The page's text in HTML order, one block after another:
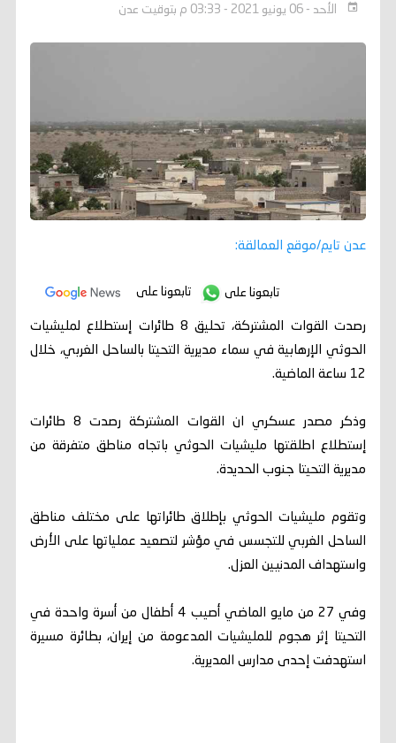
الأحد - 06 يونيو 2021 - 03:33 م بتوقيت عدن
عدن تايم/موقع العمالقة:
تابعونا على تابعونا على
رصدت القوات المشتركة، تحليق 8 طائرات إستطلاع لمليشيات
الحوثي الإرهابية في سماء مديرية التحيتا بالساحل الغربي، خلال
12 ساعة الماضية.
وذكر مصدر عسكري ان القوات المشتركة رصدت 8 طائرات
إستطلاع اطلقتها مليشيات الحوثي باتجاه مناطق متفرقة من
مديرية التحيتا جنوب الحديدة.
وتقوم مليشيات الحوثي بإطلاق طائراتها على مختلف مناطق
الساحل الغربي للتجسس في مؤشر لتصعيد عملياتها على الأرض
واستهداف المدنيين العزل.
وفي 27 من مايو الماضي أصيب 4 أطفال من أسرة واحدة في
التحيتا إثر هجوم للمليشيات المدعومة من إيران، بطائرة مسيرة
استهدفت إحدى مدارس المديرية.